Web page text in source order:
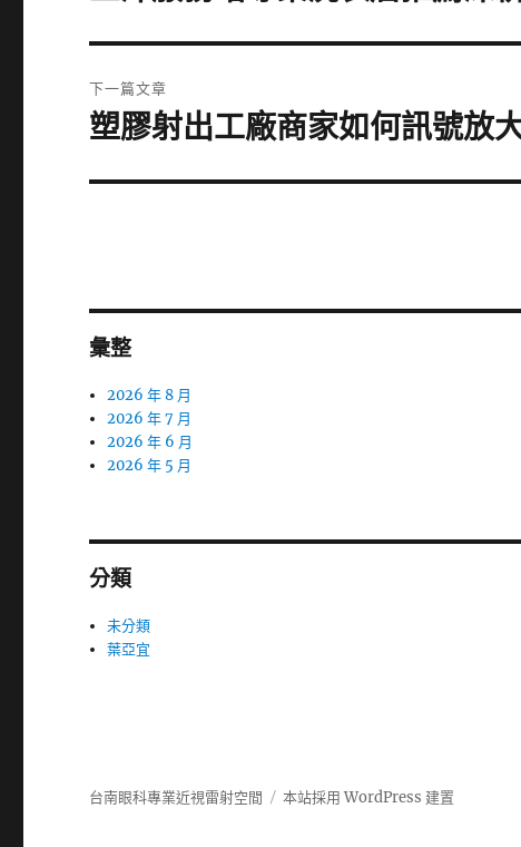
篇
文
章:
下一篇文章
下
篇
塑膠射出工廠商家如何訊號放
彙整
2026 年 8 月
2026 年 7 月
2026 年 6 月
2026 年 5 月
分類
未分類
葉亞宜
台南眼科專業近視雷射空間 本站採用 WordPress 建置